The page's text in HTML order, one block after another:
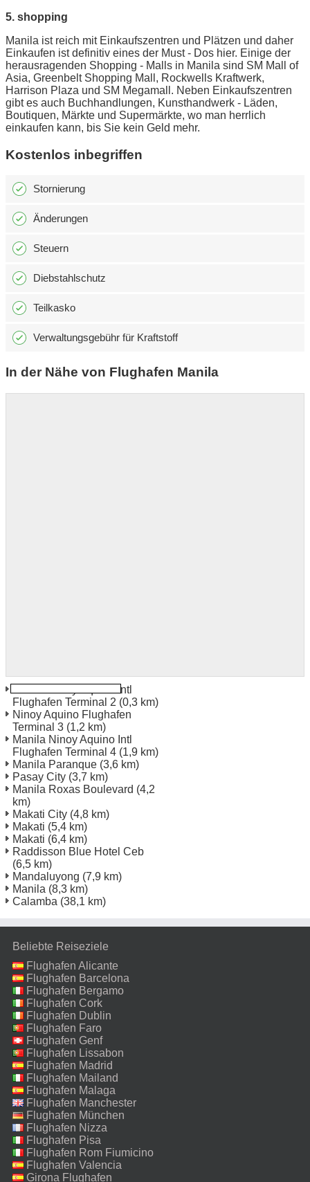
5. shopping
Manila ist reich mit Einkaufszentren und Plätzen und daher
Einkaufen ist definitiv eines der Must - Dos hier. Einige der
herausragenden Shopping - Malls in Manila sind SM Mall of
Asia, Greenbelt Shopping Mall, Rockwells Kraftwerk,
Harrison Plaza und SM Megamall. Neben Einkaufszentren
gibt es auch Buchhandlungen, Kunsthandwerk - Läden,
Boutiquen, Märkte und Supermärkte, wo man herrlich
einkaufen kann, bis Sie kein Geld mehr.
Kostenlos inbegriffen
Stornierung
Änderungen
Steuern
Diebstahlschutz
Teilkasko
Verwaltungsgebühr für Kraftstoff
In der Nähe von Flughafen Manila
Manila Ninoy Aquino Intl
Flughafen Terminal 2 (0,3 km)
Ninoy Aquino Flughafen
Terminal 3 (1,2 km)
Manila Ninoy Aquino Intl
Flughafen Terminal 4 (1,9 km)
Manila Paranque (3,6 km)
Pasay City (3,7 km)
Manila Roxas Boulevard (4,2
km)
Makati City (4,8 km)
Makati (5,4 km)
Makati (6,4 km)
Raddisson Blue Hotel Ceb
(6,5 km)
Mandaluyong (7,9 km)
Manila (8,3 km)
Calamba (38,1 km)
Beliebte Reiseziele
Flughafen Alicante
Flughafen Barcelona
Flughafen Bergamo
Flughafen Cork
Flughafen Dublin
Flughafen Faro
Flughafen Genf
Flughafen Lissabon
Flughafen Madrid
Flughafen Mailand
Malpensa
Flughafen Malaga
Flughafen Manchester
Flughafen München
Flughafen Nizza
Flughafen Pisa
Flughafen Rom Fiumicino
Flughafen Valencia
Girona Flughafen